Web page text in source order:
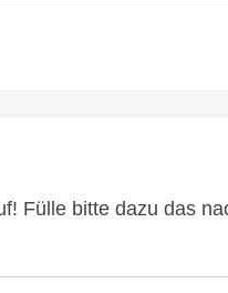
Fülle bitte dazu das